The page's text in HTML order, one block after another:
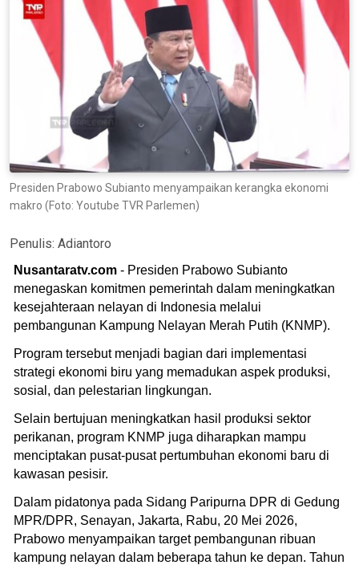
Presiden Prabowo Subianto menyampaikan kerangka ekonomi
makro (Foto: Youtube TVR Parlemen)
Penulis: Adiantoro
Nusantaratv.com - Presiden Prabowo Subianto
menegaskan komitmen pemerintah dalam meningkatkan
kesejahteraan nelayan di Indonesia melalui
pembangunan Kampung Nelayan Merah Putih (KNMP).
Program tersebut menjadi bagian dari implementasi
strategi ekonomi biru yang memadukan aspek produksi,
sosial, dan pelestarian lingkungan.
Selain bertujuan meningkatkan hasil produksi sektor
perikanan, program KNMP juga diharapkan mampu
menciptakan pusat-pusat pertumbuhan ekonomi baru di
kawasan pesisir.
Dalam pidatonya pada Sidang Paripurna DPR di Gedung
MPR/DPR, Senayan, Jakarta, Rabu, 20 Mei 2026,
Prabowo menyampaikan target pembangunan ribuan
kampung nelayan dalam beberapa tahun ke depan. Tahun